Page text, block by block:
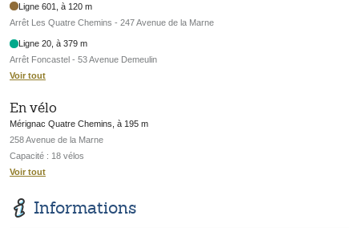
Ligne 601, à 120 m
Arrêt Les Quatre Chemins - 247 Avenue de la Marne
Ligne 20, à 379 m
Arrêt Foncastel - 53 Avenue Demeulin
Voir tout
En vélo
Mérignac Quatre Chemins, à 195 m
258 Avenue de la Marne
Capacité : 18 vélos
Voir tout
Informations